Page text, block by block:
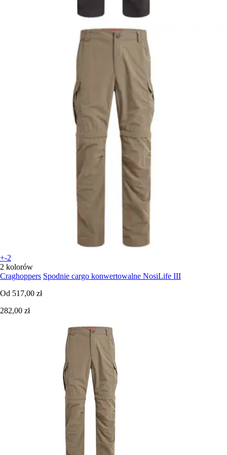
+-2
2 kolorów
Craghoppers Spodnie cargo konwertowalne NosiLife III
Od 517,00 zł
282,00 zł